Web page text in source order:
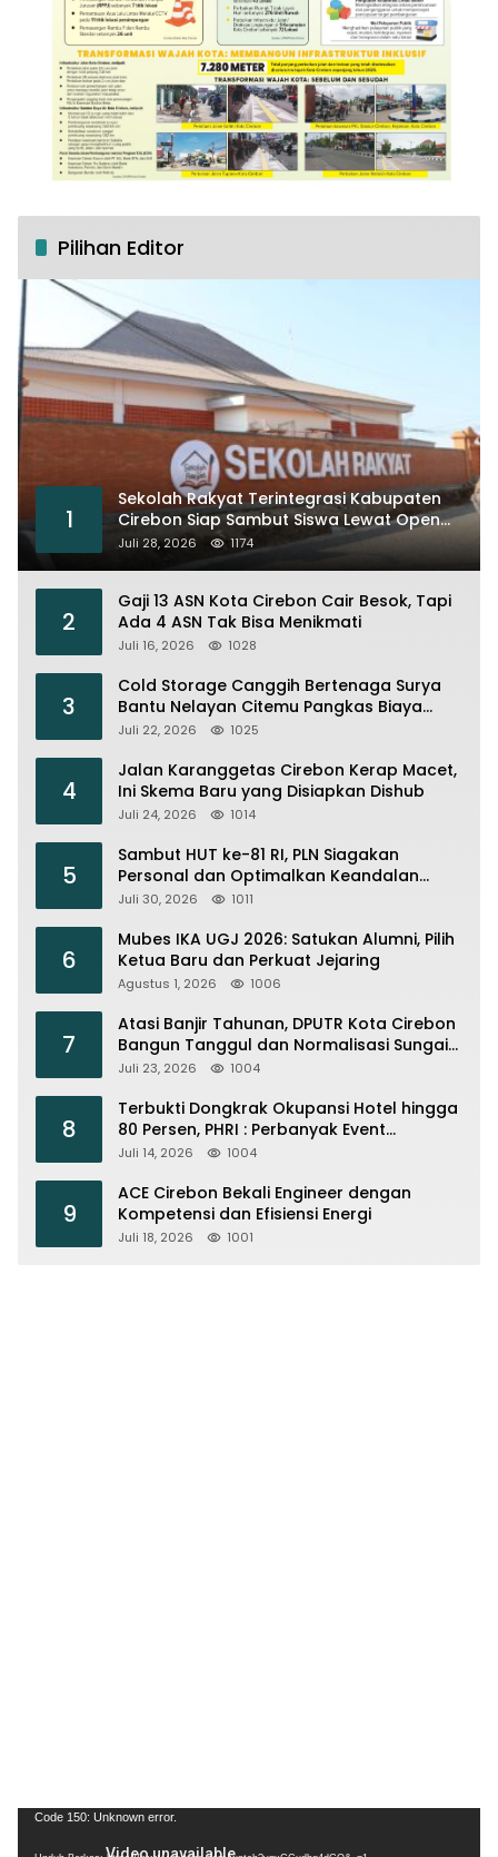
Pilihan Editor
1
Sekolah Rakyat Terintegrasi Kabupaten
Cirebon Siap Sambut Siswa Lewat Open
House dan MPLS
Juli 28, 2026 1174
2
Gaji 13 ASN Kota Cirebon Cair Besok, Tapi
Ada 4 ASN Tak Bisa Menikmati
Juli 16, 2026 1028
3
Cold Storage Canggih Bertenaga Surya
Bantu Nelayan Citemu Pangkas Biaya
Operasional
Juli 22, 2026 1025
4
Jalan Karanggetas Cirebon Kerap Macet,
Ini Skema Baru yang Disiapkan Dishub
Juli 24, 2026 1014
5
Sambut HUT ke-81 RI, PLN Siagakan
Personal dan Optimalkan Keandalan
Instalasi Transmisi
Juli 30, 2026 1011
6
Mubes IKA UGJ 2026: Satukan Alumni, Pilih
Ketua Baru dan Perkuat Jejaring
Agustus 1, 2026 1006
7
Atasi Banjir Tahunan, DPUTR Kota Cirebon
Bangun Tanggul dan Normalisasi Sungai
Kijing
Juli 23, 2026 1004
8
Terbukti Dongkrak Okupansi Hotel hingga
80 Persen, PHRI : Perbanyak Event
Olahraga di Cirebon
Juli 14, 2026 1004
9
ACE Cirebon Bekali Engineer dengan
Kompetensi dan Efisiensi Energi
Juli 18, 2026 1001
Pemutar
Code 150: Unknown error.